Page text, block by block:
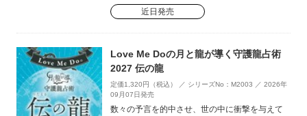
近日発売
Love Me Doの月と龍が導く守護龍占術
2027 伝の龍
定価1,320円（税込） ／ シリーズNo：M2003 ／ 2026年
09月07日発売
数々の予言を的中させ、世の中に衝撃を与えて